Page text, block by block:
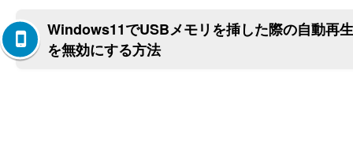
Windows11でUSBメモリを挿した際の自動再生
を無効にする方法